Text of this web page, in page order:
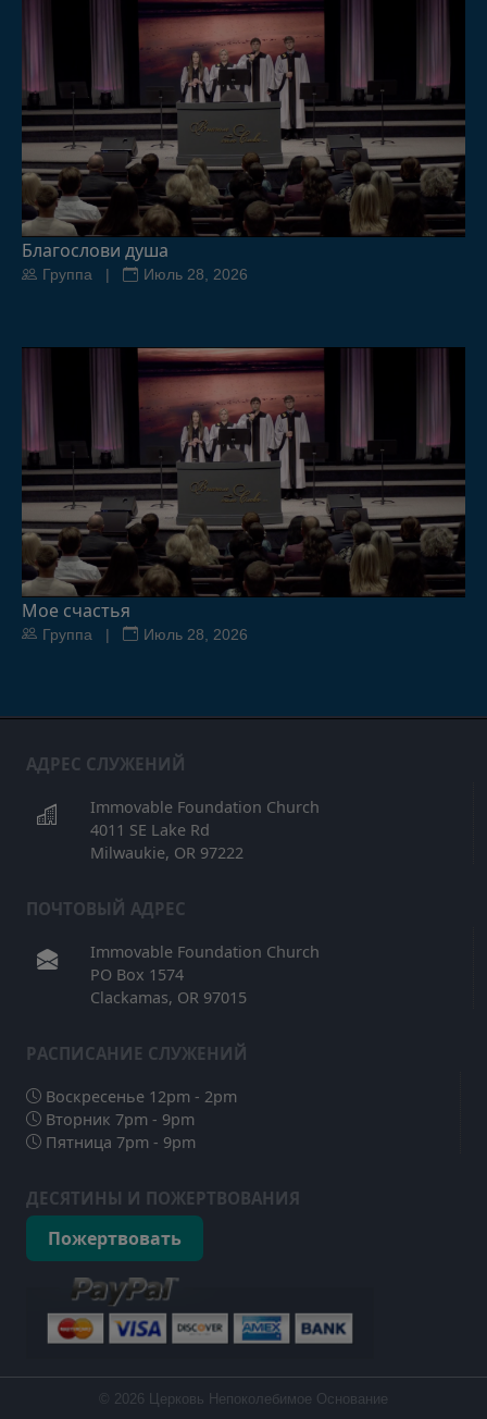
Благослови душа
Группа | Июль 28, 2026
Мое счастья
Группа | Июль 28, 2026
АДРЕС СЛУЖЕНИЙ
Immovable Foundation Church
4011 SE Lake Rd
Milwaukie, OR 97222
ПОЧТОВЫЙ АДРЕС
Immovable Foundation Church
PO Box 1574
Clackamas, OR 97015
РAСПИСАНИЕ СЛУЖЕНИЙ
Воскресенье 12pm - 2pm
Вторник 7pm - 9pm
Пятница 7pm - 9pm
ДЕСЯТИНЫ И ПОЖЕРТВОВАНИЯ
Пожертвовать
© 2026 Церковь Непоколебимое Основание